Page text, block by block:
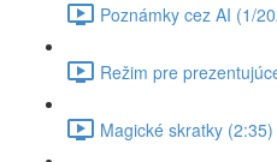
Poznámky cez AI (1/
Režim pre
Magické skratky (2:35)